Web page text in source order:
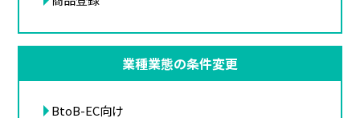
業種業態の条件変更
BtoB-EC向け